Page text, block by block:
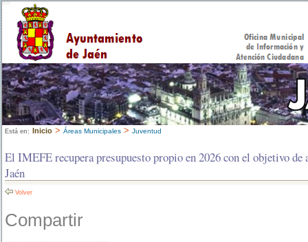
Está en: Inicio > Áreas Municipales > Juventud
El IMEFE recupera presupuesto propio en 2026 con el objetivo
Jaén
Volver
Compartir